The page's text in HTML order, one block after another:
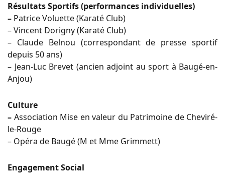
Résultats Sportifs (performances individuelles)
– Patrice Voluette (Karaté Club)
– Vincent Dorigny (Karaté Club)
– Claude Belnou (correspondant de presse sportif
depuis 50 ans)
– Jean-Luc Brevet (ancien adjoint au sport à Baugé-en-
Anjou)
Culture
– Association Mise en valeur du Patrimoine de Cheviré-
le-Rouge
– Opéra de Baugé (M et Mme Grimmett)
Engagement Social